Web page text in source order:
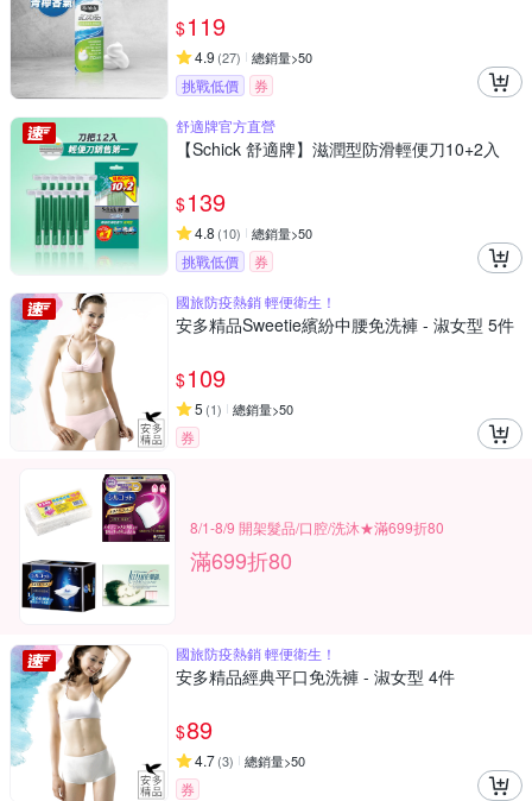
$119
4.9 (27) 總銷量>50
挑戰低價
券
舒適牌官方直營
【Schick 舒適牌】滋潤型防滑輕便刀10+2入
$139
4.8 (10) 總銷量>50
挑戰低價
券
國旅防疫熱銷 輕便衛生！
安多精品Sweetie繽紛中腰免洗褲 - 淑女型 5件
$109
5 (1) 總銷量>50
券
8/1-8/9 開架髮品/口腔/洗沐★滿699折80
滿699折80
國旅防疫熱銷 輕便衛生！
安多精品經典平口免洗褲 - 淑女型 4件
$89
4.7(3) 總銷量>50
券